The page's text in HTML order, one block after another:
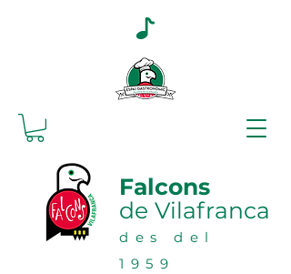
Falcons
de Vilafranca
des del
1959